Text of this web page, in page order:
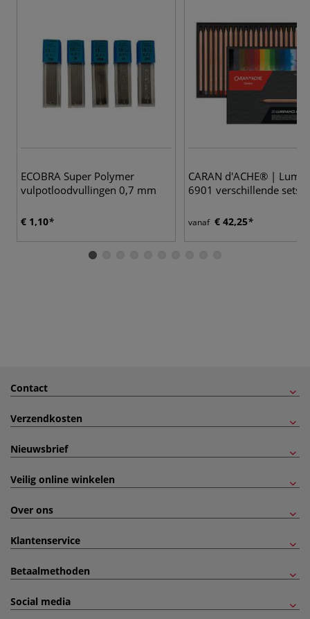
ECOBRA Super Polymer
vulpotloodvullingen 0,7 mm
€ 1,10
CARAN d'ACHE® |
6901 verschillende sets
vanaf € 42,25
Contact
Verzendkosten
Nieuwsbrief
Veilig online winkelen
Over ons
Klantenservice
Betaalmethoden
Social media